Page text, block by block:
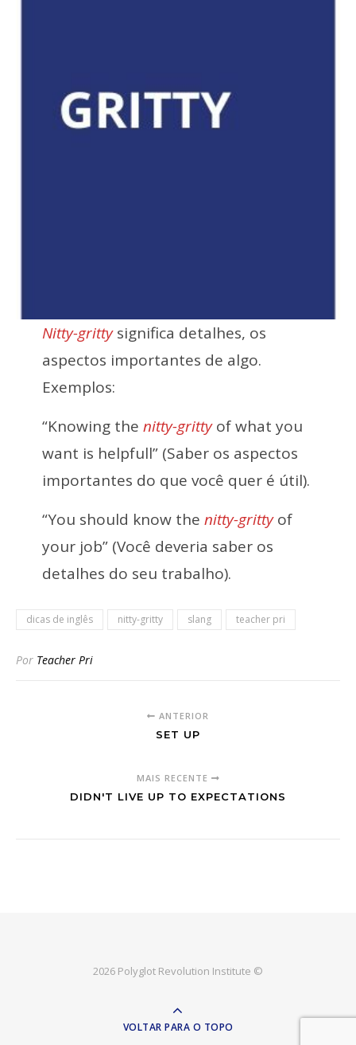
Nitty-grittysignifica detalhes, os
aspectos importantes de algo.
Exemplos:
“Knowing the nitty-grittyof what you
want is helpfull” (Saber os aspectos
importantes do que você quer é útil).
“You should know the nitty-grittyof
your job” (Você deveria saber os
detalhes do seu trabalho).
dicas de inglês nitty-gritty slang teacher pri
Por Teacher Pri
ANTERIOR
SET UP
MAIS RECENTE
DIDN'T LIVE UP TO EXPECTATIONS
2026 Polyglot Revolution Institute ©
VOLTAR PARA O TOPO